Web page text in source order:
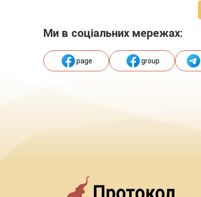
Ми в соціальних мережах:
page group